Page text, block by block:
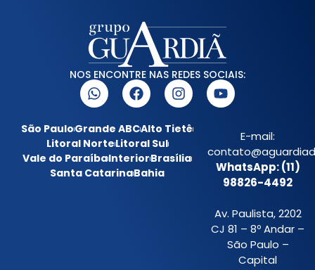
NOS ENCONTRE NAS REDES SOCIAIS:
São PauloGrande ABCAlto Tietê
Litoral NorteLitoral Sul
Vale do ParaíbaInteriorBrasília
Santa CatarinaBahia
E-mail:
WhatsApp: (11)
98826-4492
Av. Paulista, 2202
CJ 81 – 8º Andar –
São Paulo –
Capital